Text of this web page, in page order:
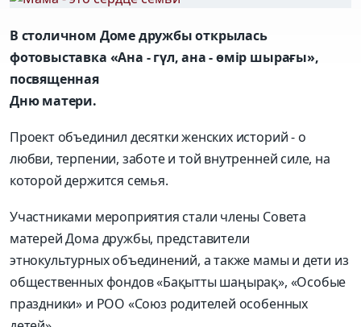
В столичном Доме дружбы открылась
фотовыставка «Ана - гүл, ана - өмір шырағы»,
посвященная
Дню матери.
Проект объединил десятки женских историй - о
любви, терпении, заботе и той внутренней силе, на
которой держится семья.
Участниками мероприятия стали члены Совета
матерей Дома дружбы, представители
этнокультурных объединений, а также мамы и дети из
общественных фондов «Бақытты шаңырақ», «Особые
праздники» и РОО «Союз родителей особенных